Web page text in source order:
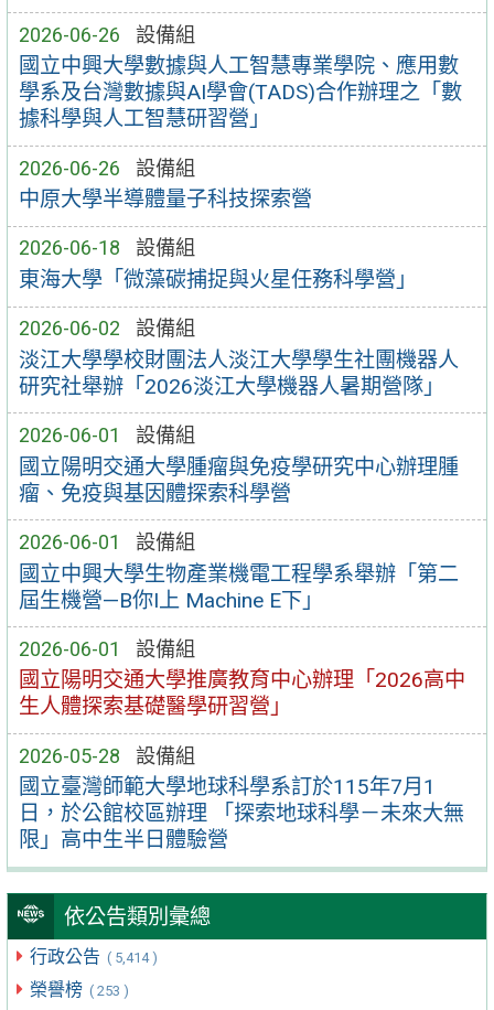
2026-06-26 設備組
國立中興大學數據與人工智慧專業學院、應用數
學系及台灣數據與AI學會(TADS)合作辦理之「數
據科學與人工智慧研習營」
2026-06-26 設備組
中原大學半導體量子科技探索營
2026-06-18 設備組
東海大學「微藻碳捕捉與火星任務科學營」
2026-06-02 設備組
淡江大學學校財團法人淡江大學學生社團機器人
研究社舉辦「2026淡江大學機器人暑期營隊」
2026-06-01 設備組
國立陽明交通大學腫瘤與免疫學研究中心辦理腫
瘤、免疫與基因體探索科學營
2026-06-01 設備組
國立中興大學生物產業機電工程學系舉辦「第二
屆生機營—B你I上 Machine E下」
2026-06-01 設備組
國立陽明交通大學推廣教育中心辦理「2026高中
生人體探索基礎醫學研習營」
2026-05-28 設備組
國立臺灣師範大學地球科學系訂於115年7月1
日，於公館校區辦理 「探索地球科學－未來大無
限」高中生半日體驗營
依公告類別彙總
行政公告 ( 5,414 )
榮譽榜 ( 253 )